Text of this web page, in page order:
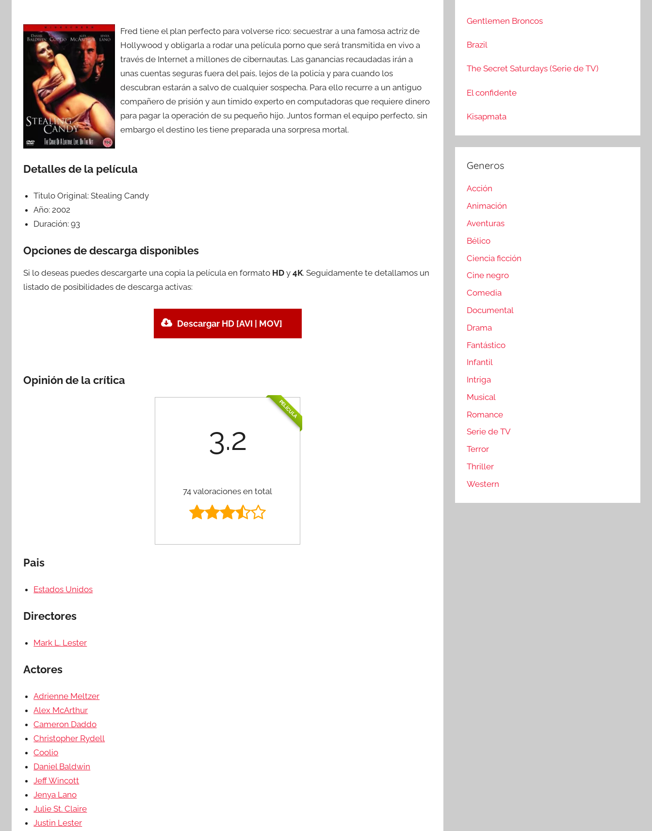
Fred tiene el plan perfecto para volverse rico: secuestrar a una famosa actriz de
Hollywood y obligarla a rodar una película porno que será transmitida en vivo a
través de Internet a millones de cibernautas. Las ganancias recaudadas irán a
unas cuentas seguras fuera del país, lejos de la policía y para cuando los
descubran estarán a salvo de cualquier sospecha. Para ello recurre a un antiguo
compañero de prisión y aun tímido experto en computadoras que requiere dinero
para pagar la operación de su pequeño hijo. Juntos forman el equipo perfecto, sin
embargo el destino les tiene preparada una sorpresa mortal.
Detalles de la película
Titulo Original:Stealing Candy
Año: 2002
Duración:93
Opciones de descarga disponibles
Si lo deseas puedes descargarte una copia la película en formato HD y 4K. Seguidamente te detallamos un
listado de posibilidades de descarga activas:
Descargar HD [AVI | MOV]
Opinión de la crítica
PELÍCULA
3.2
74 valoraciones en total
Pais
Estados Unidos
Directores
Mark L. Lester
Actores
Adrienne Meltzer
Alex McArthur
Cameron Daddo
Christopher Rydell
Coolio
Daniel Baldwin
Jeff Wincott
Jenya Lano
Julie St. Claire
Justin Lester
:Gentlemen Broncos
Brazil
The Secret Saturdays (Serie de TV)
El confidente
Kisapmata
Generos
Acción
Animación
Aventuras
Bélico
Ciencia ficción
Cine negro
Comedia
Documental
Drama
Fantástico
Infantil
Intriga
Musical
Romance
Serie de TV
Terror
Thriller
Western